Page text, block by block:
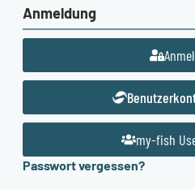
Anmeldung
my-fish
Passwort vergessen?